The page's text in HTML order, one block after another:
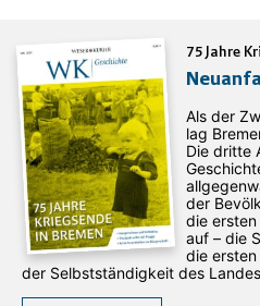
75 Jahre
Als der
lag
Die dritte
der
die
auf – die
die ersten
der Selbstständigkeit des